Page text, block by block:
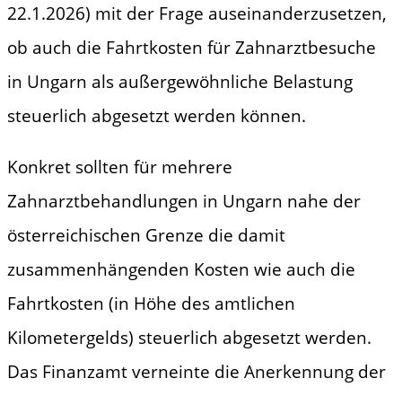
22.1.2026) mit der Frage auseinanderzusetzen,
ob auch die Fahrtkosten für Zahnarztbesuche
in Ungarn als außergewöhnliche Belastung
steuerlich abgesetzt werden können.
Konkret sollten für mehrere
Zahnarztbehandlungen in Ungarn nahe der
österreichischen Grenze die damit
zusammenhängenden Kosten wie auch die
Fahrtkosten (in Höhe des amtlichen
Kilometergelds) steuerlich abgesetzt werden.
Das Finanzamt verneinte die Anerkennung der